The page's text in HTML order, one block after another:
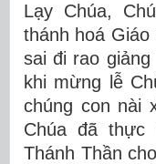
Lạy Chúa,
thánh hoá
sai đi rao
khi mừng lễ
chúng con nài
Chúa đã
Thánh Thần